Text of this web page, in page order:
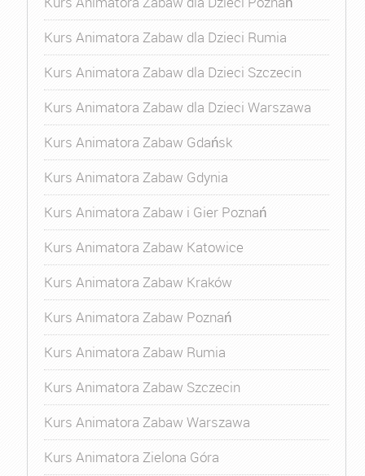
Kurs Animatora Zabaw dla Dzieci Rumia
Kurs Animatora Zabaw dla Dzieci Szczecin
Kurs Animatora Zabaw dla Dzieci Warszawa
Kurs Animatora Zabaw Gdańsk
Kurs Animatora Zabaw Gdynia
Kurs Animatora Zabaw i Gier Poznań
Kurs Animatora Zabaw Katowice
Kurs Animatora Zabaw Kraków
Kurs Animatora Zabaw Poznań
Kurs Animatora Zabaw Rumia
Kurs Animatora Zabaw Szczecin
Kurs Animatora Zabaw Warszawa
Kurs Animatora Zielona Góra